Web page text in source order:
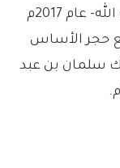
سلمان بن عبدالعزيز آل سعود -حفظه الله- عام 2017م
حجر الأساس
سلمان بن عبد